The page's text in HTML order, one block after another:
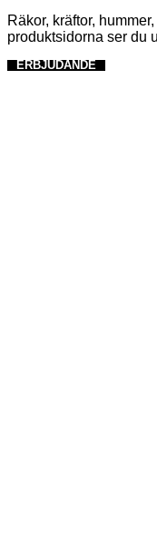
Räkor, kräftor,
produktsidorna ser du
ERBJUDANDE